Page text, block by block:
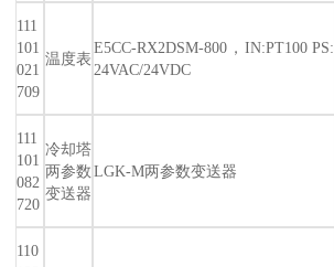
111
101
021
709
温度表
E5CC-RX2DSM-800，IN:PT100 PS:
24VAC/24VDC
111
101
082
720
冷却塔
两参数
变送器
LGK-M两参数变送器
110